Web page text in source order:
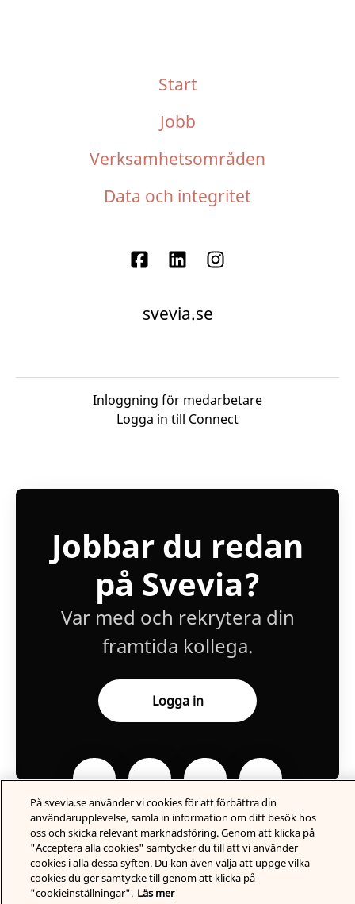
Start
Jobb
Verksamhetsområden
Data och integritet
svevia.se
Inloggning för medarbetare
Logga in till Connect
Jobbar du redan
på Svevia?
Var med och rekrytera din
framtida kollega.
Logga in
Karriärsidafrån Teamtailor
På svevia.se använder vi cookies för att förbättra din
användarupplevelse, samla in information om ditt besök hos
oss och skicka relevant marknadsföring. Genom att klicka på
"Acceptera alla cookies" samtycker du till att vi använder
cookies i alla dessa syften. Du kan även välja att uppge vilka
cookies du ger samtycke till genom att klicka på
"cookieinställningar". Läs mer